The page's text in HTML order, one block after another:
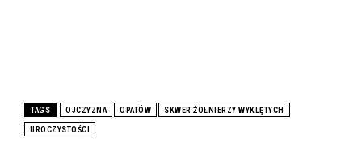
TAGS OJCZYZNA OPATÓW SKWER ŻOŁNIERZY WYKLĘTYCH
UROCZYSTOŚCI